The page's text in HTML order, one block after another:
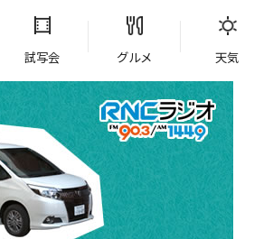
試写会 グルメ 天気